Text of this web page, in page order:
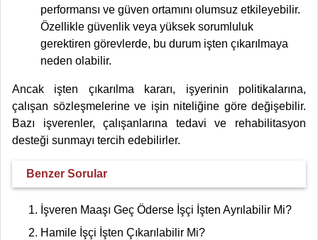
performansı ve güven ortamını olumsuz etkileyebilir.
Özellikle güvenlik veya yüksek sorumluluk
gerektiren görevlerde, bu durum işten çıkarılmaya
neden olabilir.
Ancak işten çıkarılma kararı, işyerinin politikalarına,
çalışan sözleşmelerine ve işin niteliğine göre değişebilir.
Bazı işverenler, çalışanlarına tedavi ve rehabilitasyon
desteği sunmayı tercih edebilirler.
Benzer Sorular
İşveren Maaşı Geç Öderse İşçi İşten Ayrılabilir Mi?
Hamile İşçi İşten Çıkarılabilir Mi?